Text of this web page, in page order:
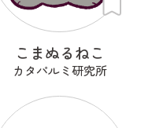
こまぬるねこ
カタパルミ研究所